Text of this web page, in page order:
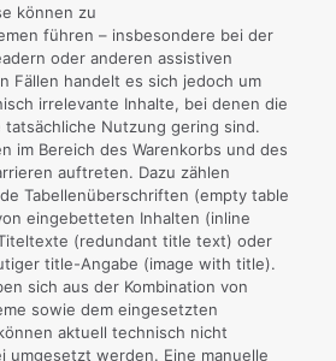
können zu
führen – insbesondere bei der
oder anderen assistiven
Fällen handelt es sich jedoch um
irrelevante Inhalte, bei denen die
Nutzung gering sind.
im Bereich des Warenkorbs und des
auftreten. Dazu zählen
Tabellenüberschriften (empty table
eingebetteten Inhalten (inline
(redundant title text) oder
title-Angabe (image with title).
sich aus der Kombination von
sowie dem eingesetzten
aktuell technisch nicht
umgesetzt werden. Eine manuelle